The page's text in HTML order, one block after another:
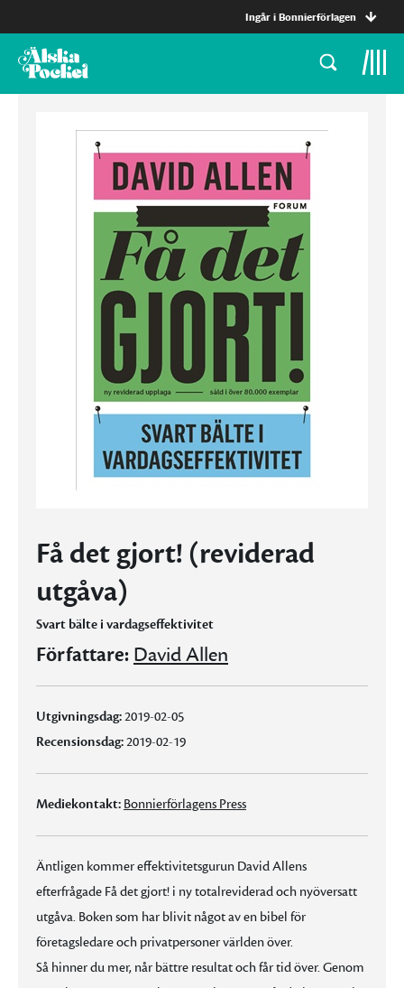
Ingår i Bonnierförlagen
Få det gjort! (reviderad
utgåva)
Svart bälte i vardagseffektivitet
Författare: David Allen
Utgivningsdag:2019-02-05
Recensionsdag:2019-02-19
Mediekontakt: Bonnierförlagens Press
Äntligen kommer effektivitetsgurun David Allens
efterfrågade Få det gjort! i ny totalreviderad och nyöversatt
utgåva. Boken som har blivit något av en bibel för
företagsledare och privatpersoner världen över.
Så hinner du mer, når bättre resultat och får tid över. Genom